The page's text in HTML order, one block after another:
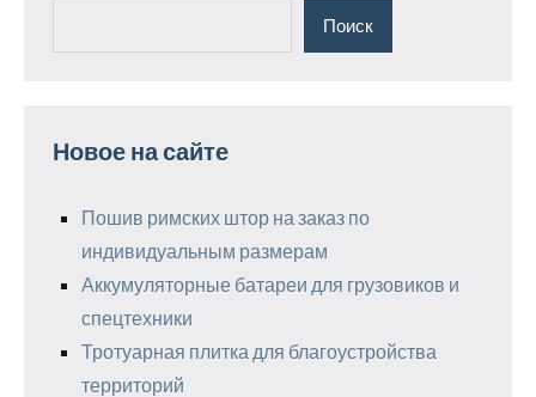
Поиск
Новое на сайте
Пошив римских штор на заказ по
индивидуальным размерам
Аккумуляторные батареи для грузовиков и
спецтехники
Тротуарная плитка для благоустройства
территорий